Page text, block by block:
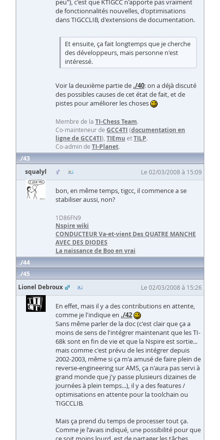
peu"), c'est que KTIGCC n'apporte pas vraiment
de fonctionnalités nouvelles, d'optimisations
dans TIGCCLIB, d'extensions de documentation.
Et ensuite, ça fait longtemps que je cherche
des développeurs, mais personne n'est
intéressé.
Voir la deuxième partie de./40: on a déjà discuté
des possibles causes de cet état de fait, et de
pistes pour améliorer les choses
Membre de la TI-Chess Team.
Co-mainteneur de GCC4TI (documentation en
ligne de GCC4TI), TIEmu etTILP.
Co-admin de TI-Planet.
43
squalyl
Le 02/03/2008 à 15:09
bon, en même temps, tigcc, il commence a se
stabiliser aussi, non?
1D86FN9
Nspire wiki
CONDUCTEUR Va-et-vient Des QUATRE MANCHE
AVEC DES DIODES
La naissance de Boo en vrai
44
45
Lionel Debroux
Le 02/03/2008 à 15:26
En effet, mais il y a des contributions en attente,
comme je l'indique en ./42
Sans même parler de la doc (c'est clair que ça a
moins de sens de l'intégrer maintenant que les TI-
68k sont en fin de vie et que la Nspire est sortie...
mais comme c'est prévu de les intégrer depuis
2002-2003, même si ça m'a amusé de faire plein de
reverse-engineering sur AMS, ça n'aura pas servi à
grand monde que j'y passe plusieurs dizaines de
journées à plein temps...), il y a des features /
optimisations en attente pour la toolchain ou
TIGCCLIB.
Mais ça prend du temps de processer tout ça.
Comme je l'avais indiqué, une possibilité pour que